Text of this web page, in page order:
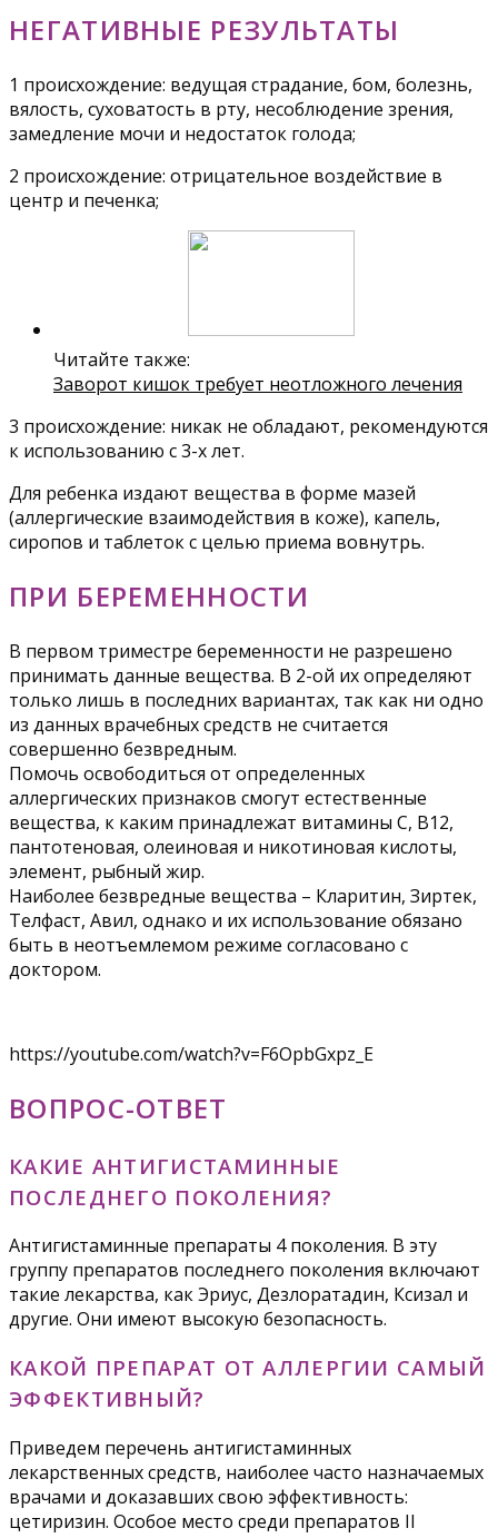
НЕГАТИВНЫЕ РЕЗУЛЬТАТЫ
1 происхождение: ведущая страдание, бом, болезнь,
вялость, суховатость в рту, несоблюдение зрения,
замедление мочи и недостаток голода;
2 происхождение: отрицательное воздействие в
центр и печенка;
Читайте также:
Заворот кишок требует неотложного лечения
3 происхождение: никак не обладают, рекомендуются
к использованию с 3-х лет.
Для ребенка издают вещества в форме мазей
(аллергические взаимодействия в коже), капель,
сиропов и таблеток с целью приема вовнутрь.
ПРИ БЕРЕМЕННОСТИ
В первом триместре беременности не разрешено
принимать данные вещества. В 2-ой их определяют
только лишь в последних вариантах, так как ни одно
из данных врачебных средств не считается
совершенно безвредным.
Помочь освободиться от определенных
аллергических признаков смогут естественные
вещества, к каким принадлежат витамины С, В12,
пантотеновая, олеиновая и никотиновая кислоты,
элемент, рыбный жир.
Наиболее безвредные вещества – Кларитин, Зиртек,
Телфаст, Авил, однако и их использование обязано
быть в неотъемлемом режиме согласовано с
доктором.
https://youtube.com/watch?v=F6OpbGxpz_E
ВОПРОС-ОТВЕТ
КАКИЕ АНТИГИСТАМИННЫЕ
ПОСЛЕДНЕГО ПОКОЛЕНИЯ?
Антигистаминные препараты 4 поколения. В эту
группу препаратов последнего поколения включают
такие лекарства, как Эриус, Дезлоратадин, Ксизал и
другие. Они имеют высокую безопасность.
КАКОЙ ПРЕПАРАТ ОТ АЛЛЕРГИИ САМЫЙ
ЭФФЕКТИВНЫЙ?
Приведем перечень антигистаминных
лекарственных средств, наиболее часто назначаемых
врачами и доказавших свою эффективность:
цетиризин. Особое место среди препаратов II